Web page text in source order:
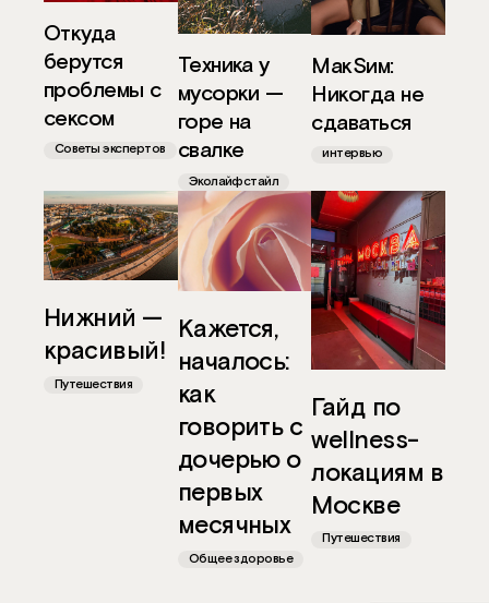
Откуда
берутся
проблемы с
сексом
Советы экспертов
Техника у
мусорки —
горе на
свалке
Эколайфстайл
МакSим:
Никогда не
сдаваться
интервью
Нижний —
красивый!
Путешествия
Кажется,
началось:
как
говорить с
дочерью о
первых
месячных
Общее здоровье
Гайд по
wellness-
локациям в
Москве
Путешествия